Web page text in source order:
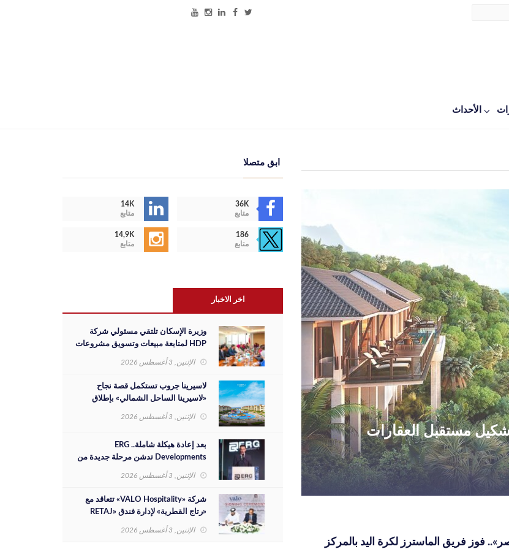
اﻷحداث
مستقبل العقارات
فوز فريق الماسترز لكرة اليد بالمركز
ابق متصلا
14K
متابع
36K
متابع
14,9K
متابع
186
متابع
اخر الاخبار
وزيرة الإسكان تلتقي مسئولي شركة
HDP لمتابعة مبيعات وتسويق مشروعات
المدن الجديدة والفرص الاستثمارية
الإثنين, 3 أغسطس 2026
لاسيرينا جروب تستكمل قصة نجاح
«لاسيرينا الساحل الشمالي» بإطلاق
مرحلة جديدة على مساحة 30 فدانًا
الإثنين, 3 أغسطس 2026
بعد إعادة هيكلة شاملة.. ERG
Developments تدشن مرحلة جديدة من
النمو بدعم مالي بقيمة 700 مليون جنيه
الإثنين, 3 أغسطس 2026
شركة «VALO Hospitality» تتعاقد مع
«رتاج القطرية» لإدارة فندق «RETAJ
الإثنين, 3 أغسطس 2026